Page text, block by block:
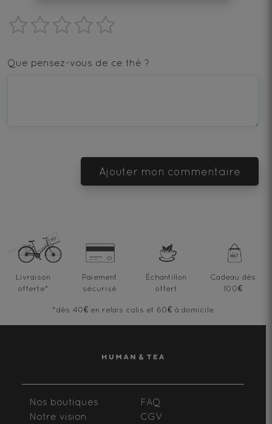
star
—
—
stars
Que pensez-vous de ce thé ?
Ajouter mon commentaire
Livraison
offerte*
Paiement
sécurisé
Échantillon
offert
Cadeau dès
100€
*dès 40€ en relais colis et 60€ à domicile
Nos boutiques
Notre vision
FAQ
CGV